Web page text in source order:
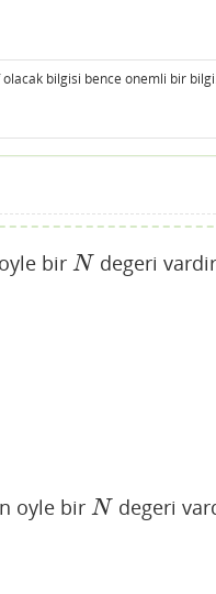
bilgisi bence onemli bir
bir N
N degeri
oyle birN
N degeri